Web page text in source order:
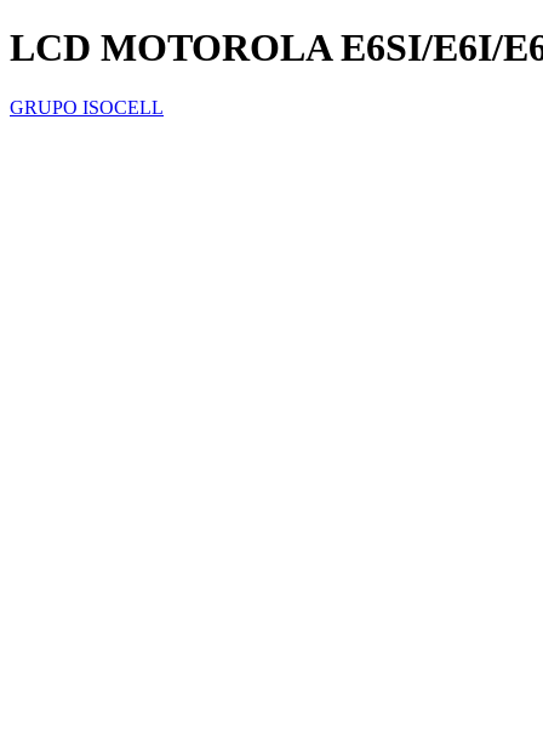
LCD MOTOROLA E6SI/E6I/
GRUPO ISOCELL